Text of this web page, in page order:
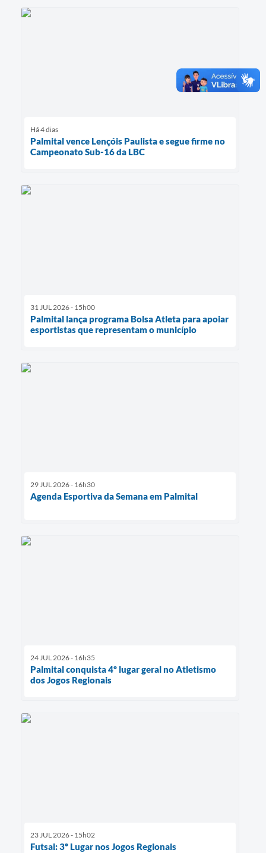
Há 4 dias
Palmital vence Lençóis Paulista e segue firme no
Campeonato Sub-16 da LBC
31 JUL 2026 - 15h00
Palmital lança programa Bolsa Atleta para apoiar
esportistas que representam o município
29 JUL 2026 - 16h30
Agenda Esportiva da Semana em Palmital
24 JUL 2026 - 16h35
Palmital conquista 4º lugar geral no Atletismo
dos Jogos Regionais
23 JUL 2026 - 15h02
Futsal: 3º Lugar nos Jogos Regionais